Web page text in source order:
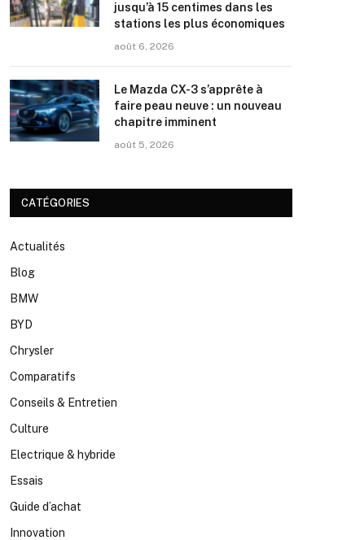
jusqu’à 15 centimes dans les
stations les plus économiques
août 6, 2026
Le Mazda CX-3 s’apprête à
faire peau neuve : un nouveau
chapitre imminent
août 5, 2026
CATÉGORIES
Actualités
Blog
BMW
BYD
Chrysler
Comparatifs
Conseils & Entretien
Culture
Electrique & hybride
Essais
Guide d’achat
Innovation